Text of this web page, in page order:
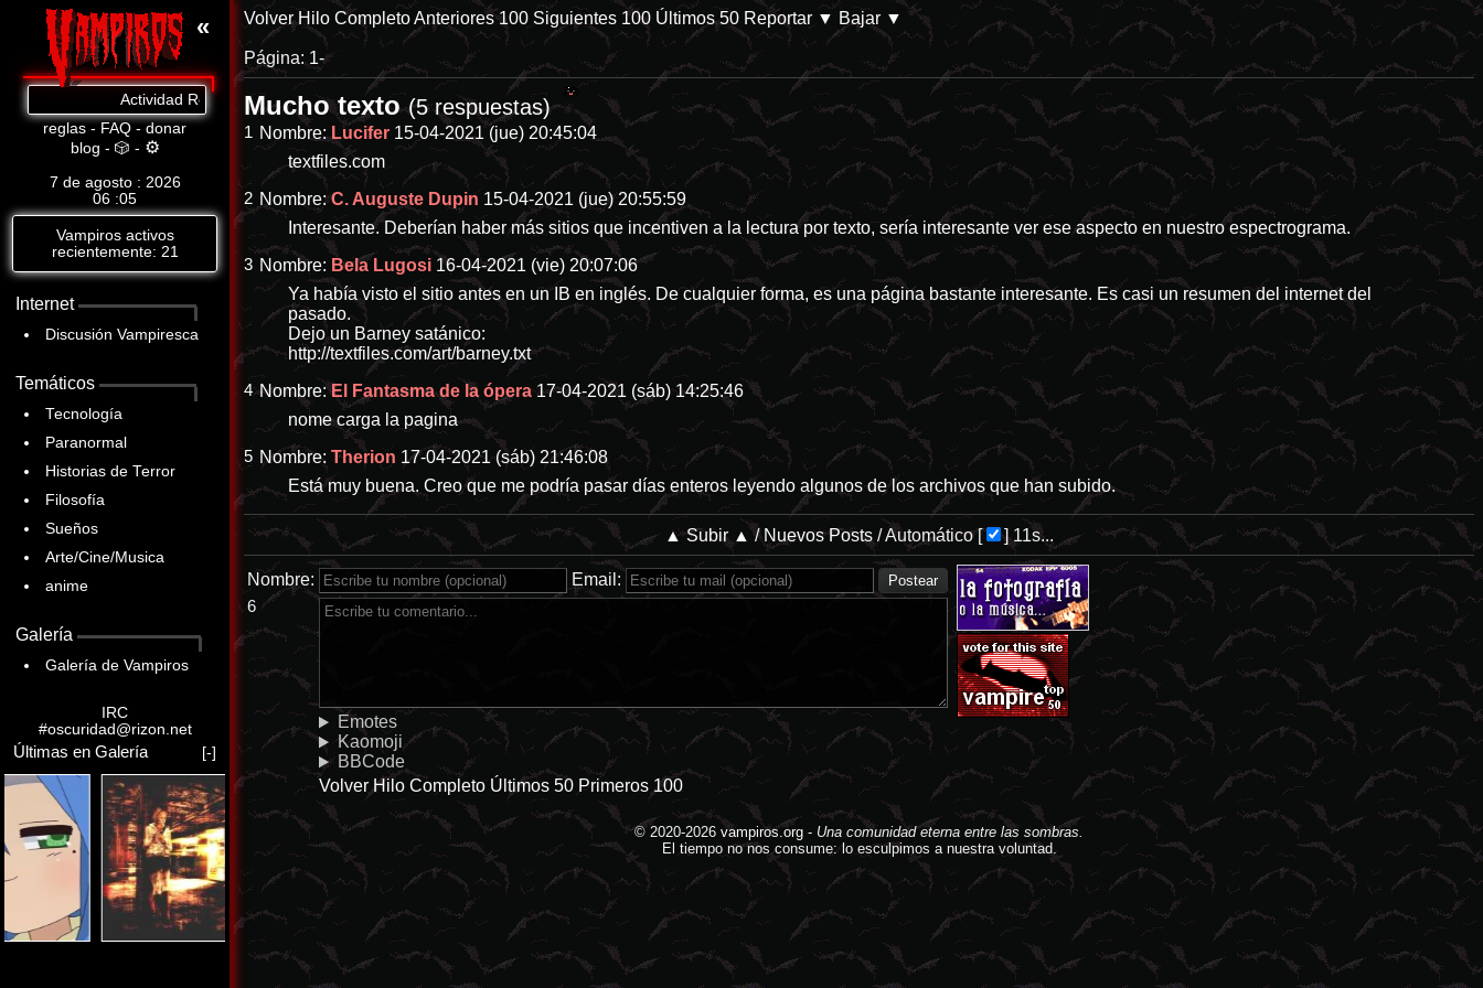
«
Actividad Reciente: Cat.8: https://www.abandomoviez.net/db/p-28144-categoria-8 En Prime Video. Parece que las películas de desastres naturales tienden a ser el idóneo campo de cultivo
reglas - FAQ - donar
blog - 🎲 - ⚙
7 de agosto : 2026
06 :05
Vampiros activos
recientemente: 21
Internet
Discusión Vampiresca
Temáticos
Tecnología
Paranormal
Historias de Terror
Filosofía
Sueños
Arte/Cine/Musica
anime
Galería
Galería de Vampiros
IRC
#oscuridad@rizon.net
Últimas en Galería [-]
Volver Hilo CompletoAnteriores 100 Siguientes 100 Últimos 50 Reportar ▼ Bajar ▼
Página: 1-
Mucho texto(5 respuestas)
1 Nombre: Lucifer 15-04-2021 (jue) 20:45:04
textfiles.com
2 Nombre:C. Auguste Dupin 15-04-2021 (jue) 20:55:59
Interesante. Deberían haber más sitios que incentiven a la lectura por texto, sería interesante ver ese aspecto en nuestro espectrograma.
3 Nombre: Bela Lugosi 16-04-2021 (vie) 20:07:06
Ya había visto el sitio antes en un IB en inglés. De cualquier forma, es una página bastante interesante. Es casi un resumen del internet del
pasado.
Dejo un Barney satánico:
http://textfiles.com/art/barney.txt
4 Nombre:El Fantasma de la ópera 17-04-2021 (sáb) 14:25:46
nome carga la pagina
5 Nombre:Therion 17-04-2021 (sáb) 21:46:08
Está muy buena. Creo que me podría pasar días enteros leyendo algunos de los archivos que han subido.
▲ Subir ▲ / Nuevos Posts /Automático[ ]11s...
Nombre: Email:
6
Emotes
Kaomoji
BBCode
Volver Hilo Completo Últimos 50 Primeros 100
© 2020-2026 vampiros.org - Una comunidad eterna entre las sombras.
El tiempo no nos consume: lo esculpimos a nuestra voluntad.